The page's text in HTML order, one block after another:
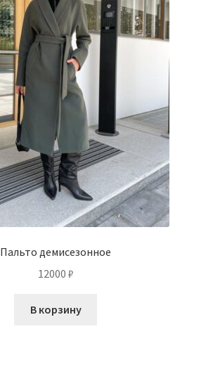
Пальто демисезонное
12000 ₽
В корзину